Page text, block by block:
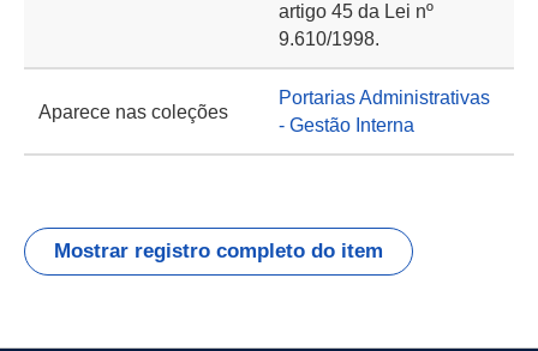
artigo 45 da Lei nº
9.610/1998.
Aparece nas coleções
Portarias Administrativas
- Gestão Interna
Mostrar registro completo do item